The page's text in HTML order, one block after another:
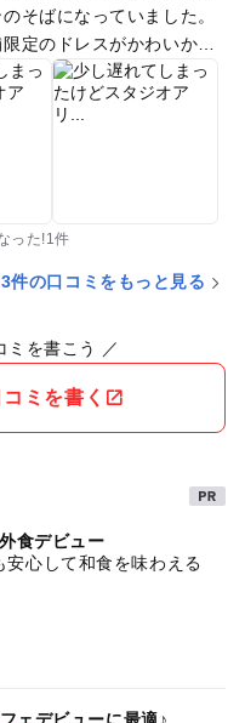
そばになっていました。
定のドレスがかわいかっ
とか、オシャレ度も増し
露目用カーテンから出て
さんアリスあるのに、そ
った!1件
件の口コミをもっと見る
ミを書こう ／
ミを書く
食デビュー
安心して和食を味わえる